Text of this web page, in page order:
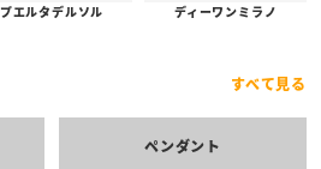
プエルタデルソル ディーワンミラノ
すべて見る
ペンダント